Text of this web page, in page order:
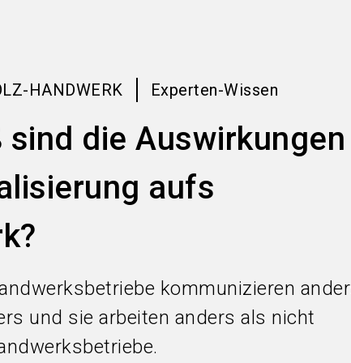
HANDWERK Experten-Wissen
sind die Auswirkungen
aufs
kommunizieren
und sie arbeiten anders als nicht